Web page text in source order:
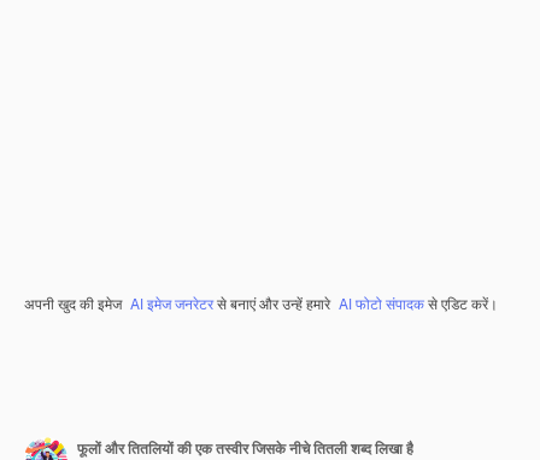
अपनी खुद की इमेज AI इमेज जनरेटरसे बनाएं और उन्हें हमारे AI फोटो संपादकसे एडिट करें।
फूलों और तितलियों की एक तस्वीर जिसके नीचे तितली शब्द लिखा है